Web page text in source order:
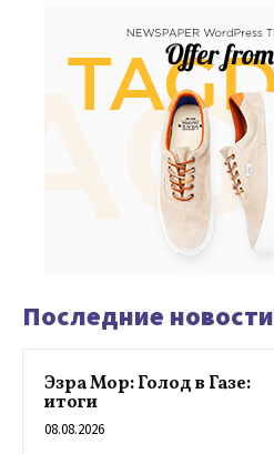
Последние новости
Эзра Мор: Голод в Газе:
итоги
08.08.2026